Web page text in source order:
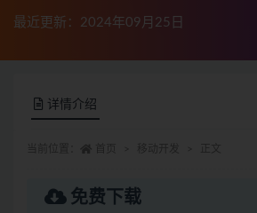
最近更新：2024年09月25日
详情介绍
免费下载